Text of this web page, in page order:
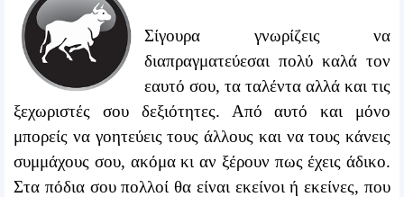
Σίγουρα γνωρίζεις να
διαπραγματεύεσαι πολύ καλά τον
εαυτό σου, τα ταλέντα αλλά και τις
ξεχωριστές σου δεξιότητες. Από αυτό και μόνο
μπορείς να γοητεύεις τους άλλους και να τους κάνεις
συμμάχους σου, ακόμα κι αν ξέρουν πως έχεις άδικο.
Στα πόδια σου πολλοί θα είναι εκείνοι ή εκείνες, που